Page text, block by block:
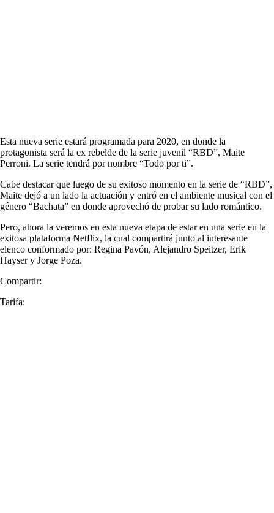
Esta nueva serie estará programada para 2020, en donde la
protagonista será la ex rebelde de la serie juvenil “RBD”, Maite
Perroni. La serie tendrá por nombre “Todo por ti”.
Cabe destacar que luego de su exitoso momento en la serie de “RBD”,
Maite dejó a un lado la actuación y entró en el ambiente musical con el
género “Bachata” en donde aprovechó de probar su lado romántico.
Pero, ahora la veremos en esta nueva etapa de estar en una serie en la
exitosa plataforma Netflix, la cual compartirá junto al interesante
elenco conformado por: Regina Pavón, Alejandro Speitzer, Erik
Hayser y Jorge Poza.
Compartir:
Tarifa: